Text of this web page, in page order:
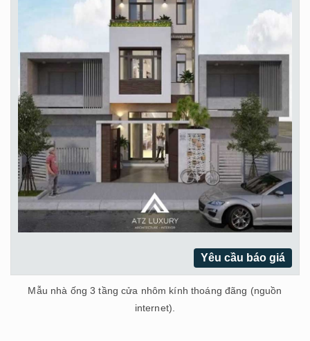
Yêu cầu báo giá
Mẫu nhà ống 3 tầng cửa nhôm kính thoáng đãng (nguồn
internet).